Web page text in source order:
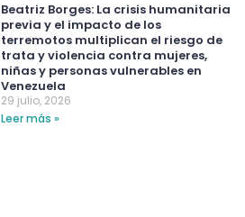
Beatriz Borges: La crisis humanitaria
previa y el impacto de los
terremotos multiplican el riesgo de
trata y violencia contra mujeres,
niñas y personas vulnerables en
Venezuela
29 julio, 2026
Leer más »